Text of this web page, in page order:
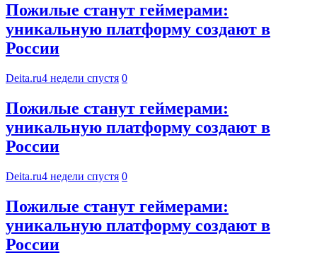
Пожилые станут геймерами:
уникальную платформу создают в
России
Deita.ru4 недели спустя 0
Пожилые станут геймерами:
уникальную платформу создают в
России
Deita.ru4 недели спустя 0
Пожилые станут геймерами:
уникальную платформу создают в
России